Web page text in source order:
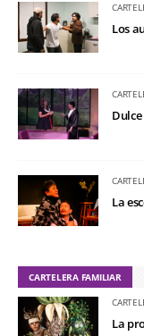
Los
La
CARTELERA FAMILIAR
La